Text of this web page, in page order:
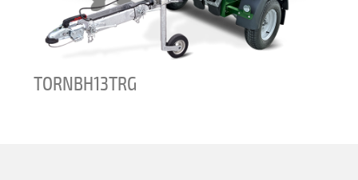
TORNBH13TRG